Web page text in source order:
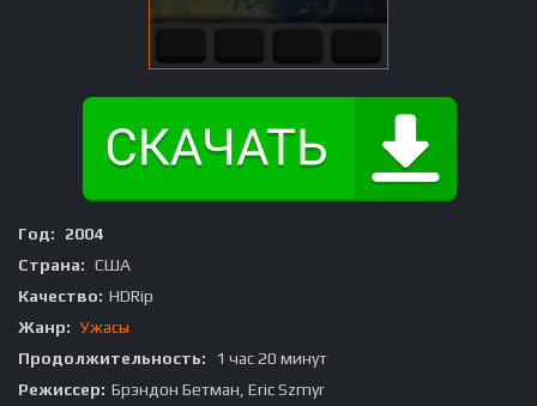
Год:
2004
Страна: США
Качество: HDRip
Жанр: Ужасы
Продолжительность:
1 час 20 минут
Режиссер: Брэндон Бетман, Eric Szmyr